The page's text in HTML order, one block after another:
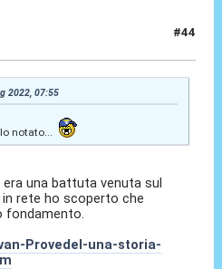
#44
2022, 07:55
notato...
era una battuta venuta sul
rete ho scoperto che
fondamento.
Provedel-una-storia-